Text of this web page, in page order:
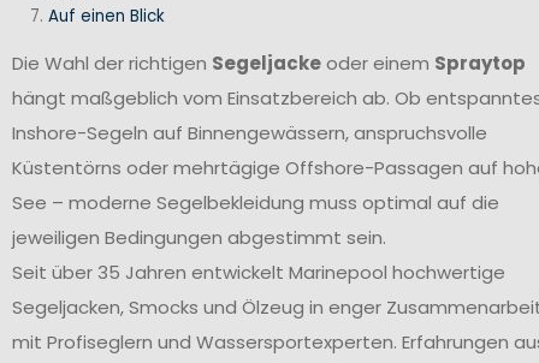
Auf einen Blick
Die Wahl der richtigen Segeljackeoder einem Spraytop
hängt maßgeblich vom Einsatzbereich ab. Ob
Inshore-Segeln auf Binnengewässern, anspruchsvolle
Küstentörns oder mehrtägige Offshore-Passagen auf
See – moderne Segelbekleidung muss optimal auf die
jeweiligen Bedingungen abgestimmt sein.
Seit über 35 Jahren entwickelt Marinepool hochwertige
Segeljacken, Smocks und Ölzeug in enger
mit Profiseglern und Wassersportexperten. Erfahrungen